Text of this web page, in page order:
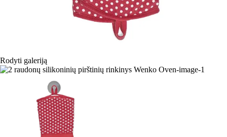
Rodyti galeriją